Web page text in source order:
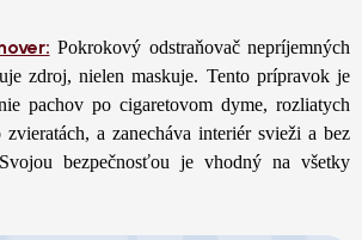
Pokrokový odstraňovač nepríjemných
zdroj, nielen maskuje. Tento prípravok je
pachov po cigaretovom dyme, rozliatych
a zanecháva interiér svieži a bez
bezpečnosťou je vhodný na všetky